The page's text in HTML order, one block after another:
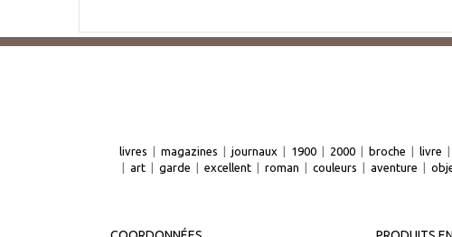
livres | magazines | journaux | 1900 | 2000 | broche | livre |
| art | garde | excellent | roman | couleurs | aventure |